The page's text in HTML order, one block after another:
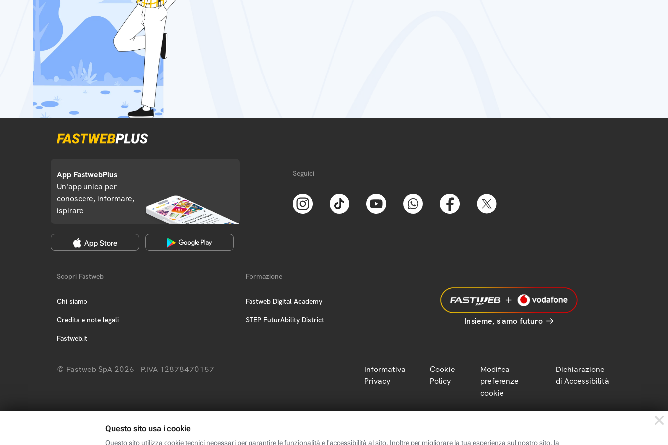
App FastwebPlus
Un'app unica per
conoscere, informare,
ispirare
Seguici
Scopri Fastweb
Chi siamo
Credits e note legali
Fastweb.it
Formazione
Fastweb Digital Academy
STEP FuturAbility District Insieme, siamo futuro
© Fastweb SpA 2026 - P.IVA 12878470157
Informativa
Privacy
Cookie
Policy
Modifica
preferenze
cookie
Dichiarazione
di Accessibilità